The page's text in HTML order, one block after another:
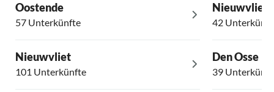
Oostende
57 Unterkünfte
Nieuwvliet
101 Unterkünfte
Nieuwvliet
42
Den Osse
39